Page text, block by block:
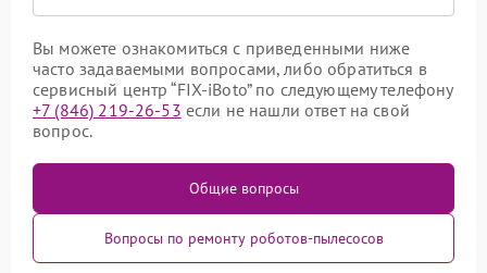
Вы можете ознакомиться с приведенными ниже
часто задаваемыми вопросами, либо обратиться в
сервисный центр “FIX-iBoto” по следующему телефону
+7 (846) 219-26-53 если не нашли ответ на свой
вопрос.
Общие вопросы
Вопросы по ремонту роботов-пылесосов